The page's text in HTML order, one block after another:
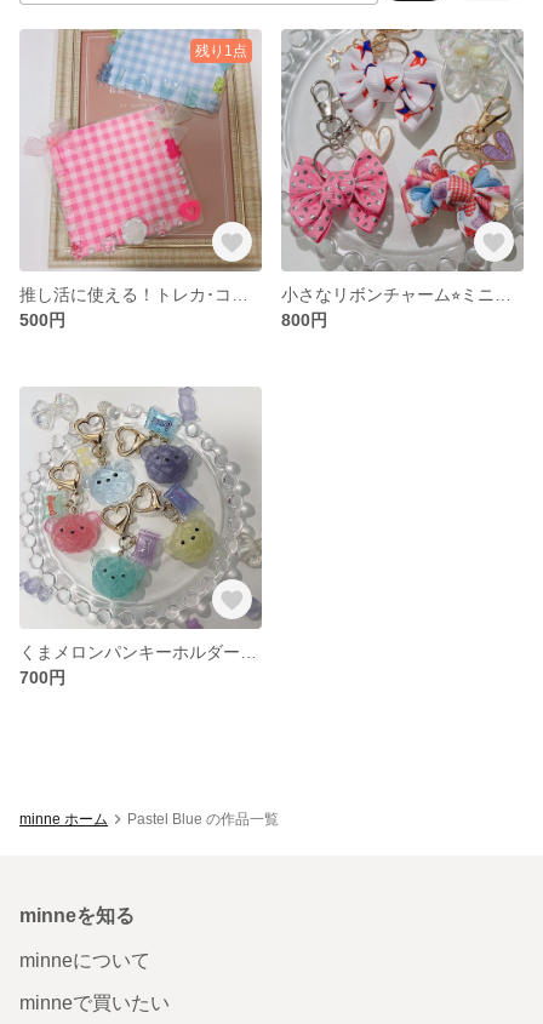
残り1点
500円
800円
700円
minne ホーム Pastel Blue の作品一覧
minneを知る
minneについて
minneで買いたい